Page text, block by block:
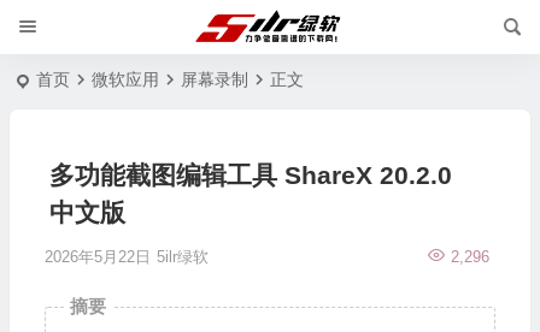
首页 微软应用 屏幕录制 正文
多功能截图编辑工具 ShareX 20.2.0
中文版
2026年5月22日 5ilr绿软 2,296
摘要